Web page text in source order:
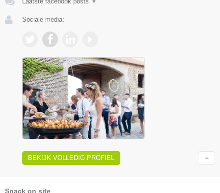
Sociale media:
BEKIJK VOLLEDIG PROFIEL
Snack on site